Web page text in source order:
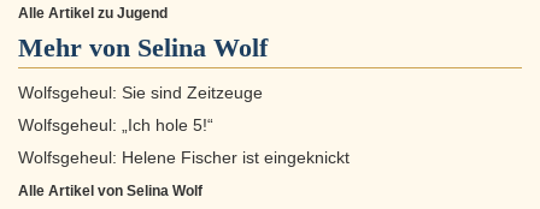
Alle Artikel zu Jugend
Mehr von Selina Wolf
Wolfsgeheul: Sie sind Zeitzeuge
Wolfsgeheul: „Ich hole 5!“
Wolfsgeheul: Helene Fischer ist eingeknickt
Alle Artikel von Selina Wolf